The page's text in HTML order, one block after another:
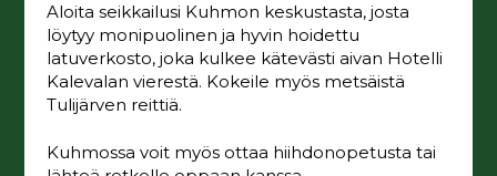
Aloita seikkailusi Kuhmon keskustasta, josta
löytyy monipuolinen ja hyvin hoidettu
latuverkosto, joka kulkee kätevästi aivan Hotelli
Kalevalan vierestä. Kokeile myös metsäistä
Tulijärven reittiä.
Kuhmossa voit myös ottaa hiihdonopetusta tai